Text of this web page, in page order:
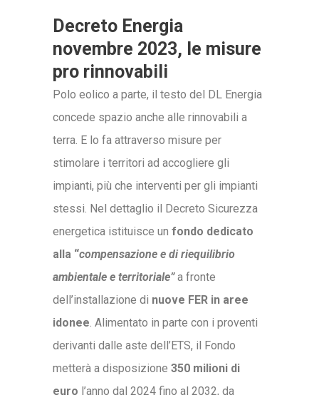
Decreto Energia
novembre 2023, le misure
pro rinnovabili
Polo eolico a parte, il testo del DL Energia
concede spazio anche alle rinnovabili a
terra. E lo fa attraverso misure per
stimolare i territori ad accogliere gli
impianti, più che interventi per gli impianti
stessi. Nel dettaglio il Decreto Sicurezza
energetica istituisce un fondo dedicato
alla “compensazione e di riequilibrio
ambientale e territoriale”a fronte
dell’installazione di nuove FER in aree
idonee. Alimentato in parte con i proventi
derivanti dalle aste dell’ETS, il Fondo
metterà a disposizione 350 milioni di
euro l’anno dal 2024 fino al 2032, da